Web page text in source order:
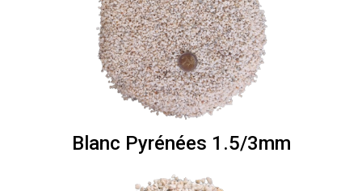
Blanc Pyrénées 1.5/3mm